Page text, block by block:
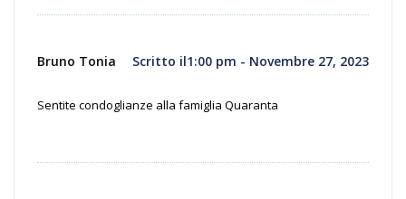
Bruno Tonia Scritto il1:00 pm - Novembre 27, 2023
Sentite condoglianze alla famiglia Quaranta